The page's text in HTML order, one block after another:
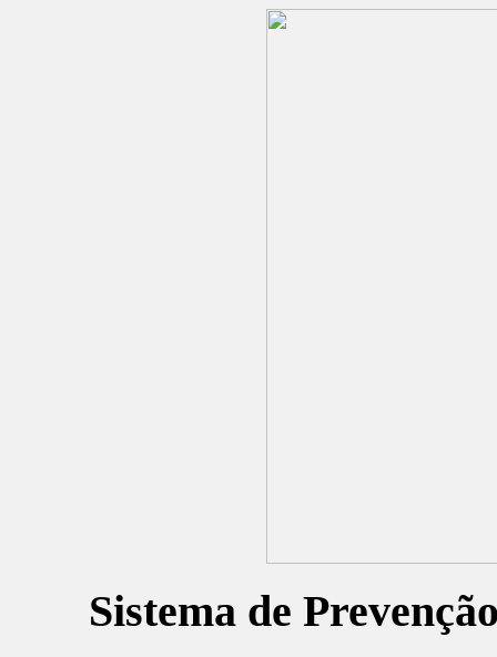
Sistema de